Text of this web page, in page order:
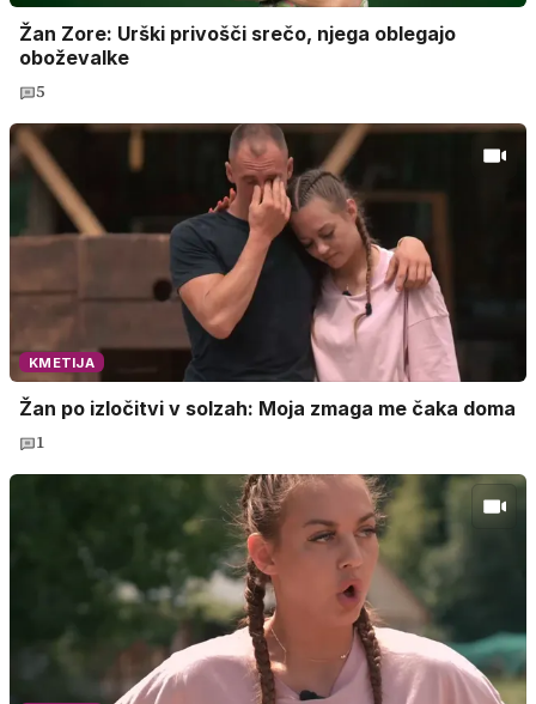
Žan Zore: Urški privošči srečo, njega oblegajo
oboževalke
5
KMETIJA
Žan po izločitvi v solzah: Moja zmaga me čaka doma
1